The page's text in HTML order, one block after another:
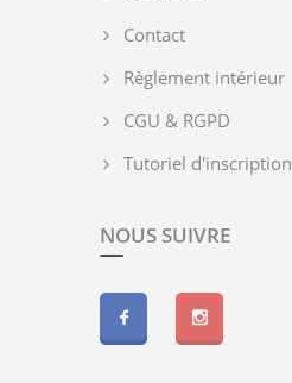
Contact
Règlement intérieur
CGU & RGPD
Tutoriel d'inscription
NOUS SUIVRE